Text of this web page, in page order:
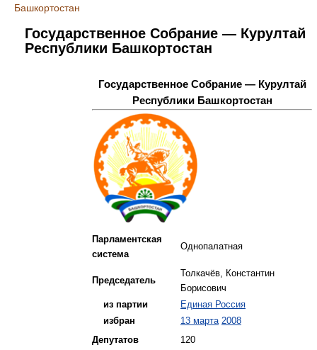
Башкортостан
Государственное Собрание — Курултай
Республики Башкортостан
Государственное Собрание — Курултай
Республики Башкортостан
Парламентская
система
Однопалатная
Председатель
Толкачёв, Константин
Борисович
из партии
Единая Россия
избран 13 марта 2008
Депутатов
120